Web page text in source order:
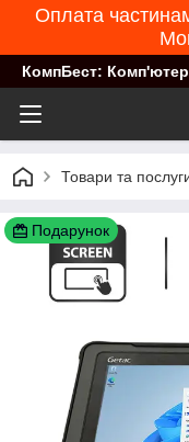
Оплата
КомпБест:
Товари та
Подарунок